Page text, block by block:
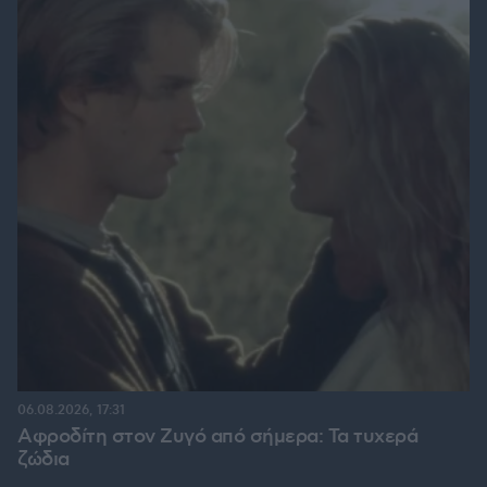
Αφροδίτη στον Ζυγό από σήμερα: Τα τυχερά
ζώδια
06.08.2026, 17:31